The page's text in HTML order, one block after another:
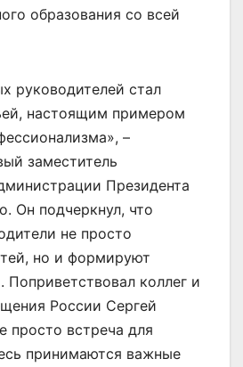
образования со всей
руководителей стал
настоящим примером
–
заместитель
Президента
Он подчеркнул, что
не просто
но и формируют
Поприветствовал коллег и
России Сергей
просто встреча для
принимаются важные